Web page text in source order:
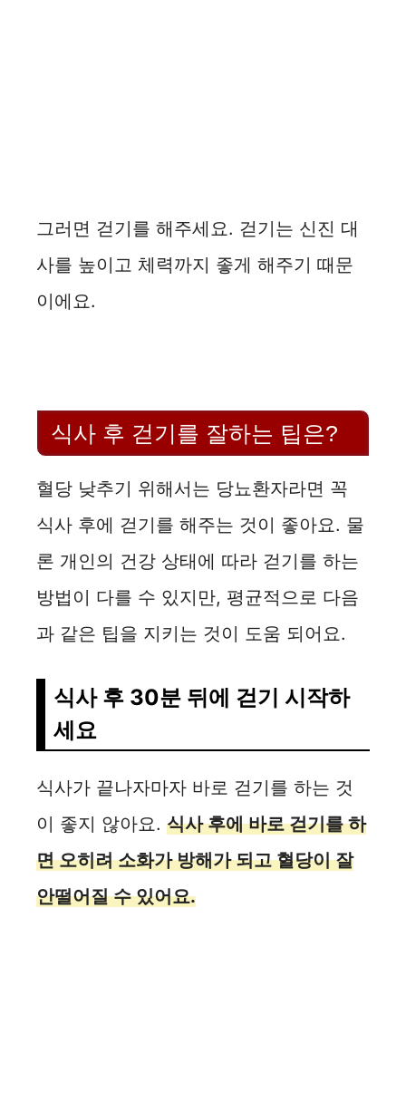
그러면 걷기를 해주세요. 걷기는 신진 대
사를 높이고 체력까지 좋게 해주기 때문
이에요.
식사 후 걷기를 잘하는 팁은?
혈당 낮추기 위해서는 당뇨환자라면 꼭
식사 후에 걷기를 해주는 것이 좋아요. 물
론 개인의 건강 상태에 따라 걷기를 하는
방법이 다를 수 있지만, 평균적으로 다음
과 같은 팁을 지키는 것이 도움 되어요.
식사 후 30분 뒤에 걷기 시작하
세요
식사가 끝나자마자 바로 걷기를 하는 것
이 좋지 않아요. 식사 후에 바로 걷기를 하
면 오히려 소화가 방해가 되고 혈당이 잘
안떨어질 수 있어요.